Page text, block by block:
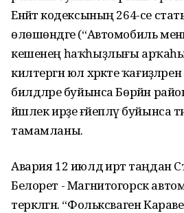
Енәйәт кодексының 264-се
өлөшөндәге (“Автомобиль
кешенең һаҡһыҙлығы
килтергән юл хәрәкәте
билдәләре буйынса Бөрйән
йәшлек ирҙе ғәйепләү буйынса
тамамланы.
Авария 12 июлдә иртә таңдан
Белорет - Магнитогорск
теркәлгән. “Фольксваген